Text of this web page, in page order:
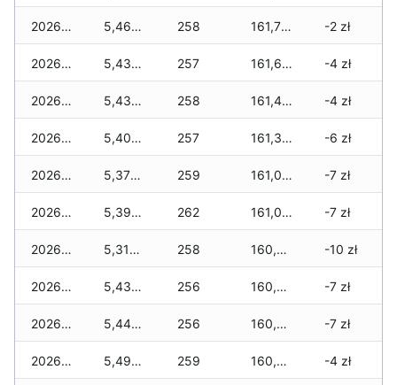
2026-07-29 5,460 zł 258 161,780 zł -2 zł
2026-07-28 5,430 zł 257 161,680 zł -4 zł
2026-07-27 5,430 zł 258 161,490 zł -4 zł
2026-07-26 5,400 zł 257 161,310 zł -6 zł
2026-07-24 5,370 zł 259 161,090 zł -7 zł
2026-07-23 5,390 zł 262 161,010 zł -7 zł
2026-07-22 5,310 zł 258 160,870 zł -10 zł
2026-07-21 5,430 zł 256 160,700 zł -7 zł
2026-07-20 5,440 zł 256 160,620 zł -7 zł
2026-07-18 5,490 zł 259 160,310 zł -4 zł